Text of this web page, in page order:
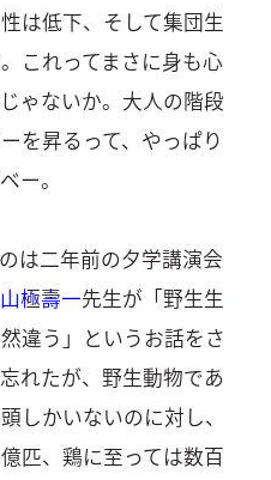
は低下、そして集団生
これってまさに身も心
ゃないか。大人の階段
を昇るって、やっぱり
ー。
は二年前の夕学講演会
山極壽一先生が「野生生
違う」というお話をさ
れたが、野生動物であ
しかいないのに対し、
匹、鶏に至っては数百